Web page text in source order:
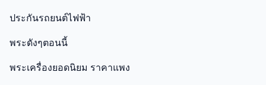
ประกันรถยนต์ไฟฟ้า
พระดังๆตอนนี้
พระเครื่องยอดนิยม ราคาแพง